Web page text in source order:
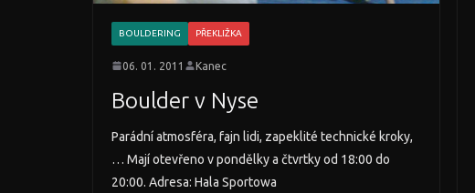
BOULDERING PŘEKLIŽKA
06. 01. 2011 Kanec
Boulder v Nyse
Parádní atmosféra, fajn lidi, zapeklité technické kroky,
… Mají otevřeno v pondělky a čtvrtky od 18:00 do
20:00. Adresa: Hala Sportowa